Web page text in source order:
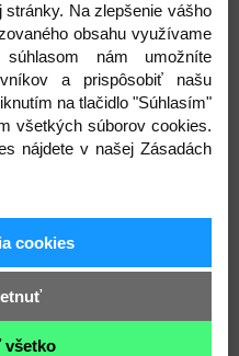
noviniek
Na zlepšenie vášho
obsahu využívame
nám umožníte
a prispôsobiť našu
na tlačidlo "Súhlasím"
všetkých súborov cookies.
nájdete v našej Zásadách
cookies
všetko